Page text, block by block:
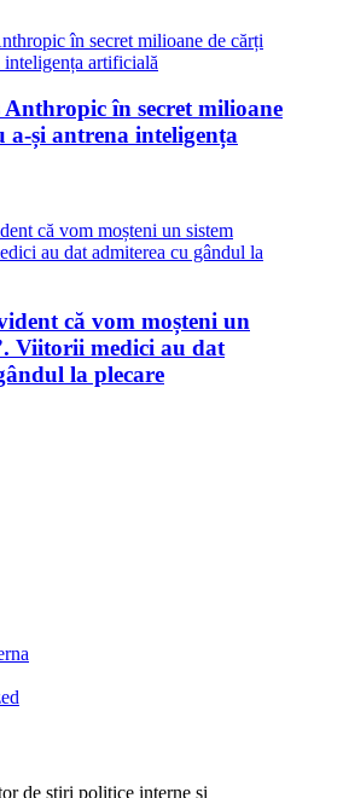
în secret milioane
a-și antrena inteligența
că vom moșteni un
Viitorii medici au dat
la plecare
de ştiri politice interne şi